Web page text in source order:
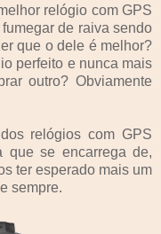
relógio com GPS
de raiva sendo
que o dele é melhor?
perfeito e nunca mais
outro? Obviamente
relógios com GPS
que se encarrega de,
ter esperado mais um
sempre.